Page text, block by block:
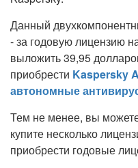
Данный
- за годовую лицензию
выложить 39,95
приобрести Kaspersky
автономные
Тем не менее, вы
купите несколько
приобрести годовые